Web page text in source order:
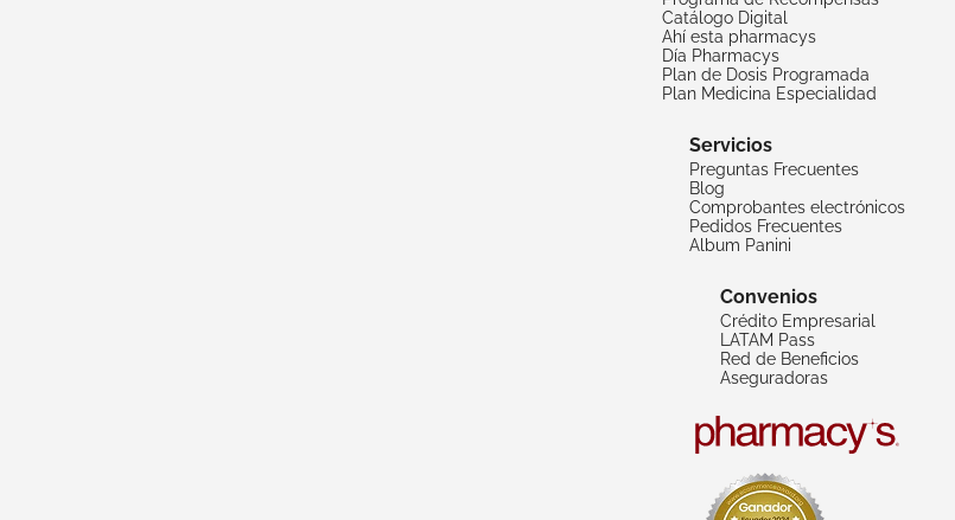
Catálogo Digital
Ahí esta pharmacys
Día Pharmacys
Plan de Dosis Programada
Plan Medicina Especialidad
Servicios
Preguntas Frecuentes
Blog
Comprobantes electrónicos
Pedidos Frecuentes
Album Panini
Convenios
Crédito Empresarial
LATAM Pass
Red de Beneficios
Aseguradoras